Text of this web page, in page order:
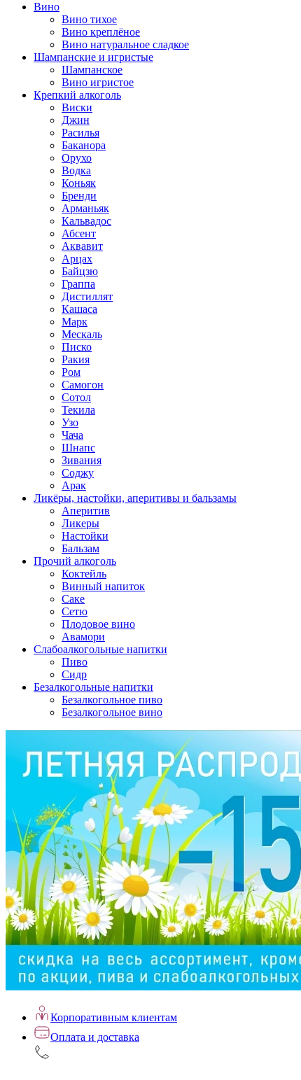
Вино
Вино тихое
Вино креплёное
Вино натуральное сладкое
Шампанские и игристые
Шампанское
Вино игристое
Крепкий алкоголь
Виски
Джин
Расилья
Баканора
Орухо
Водка
Коньяк
Бренди
Арманьяк
Кальвадос
Абсент
Аквавит
Арцах
Байцзю
Граппа
Дистиллят
Кашаса
Марк
Мескаль
Писко
Ракия
Ром
Самогон
Сотол
Текила
Узо
Чача
Шнапс
Зивания
Соджу
Арак
Ликёры, настойки, аперитивы и бальзамы
Аперитив
Ликеры
Настойки
Бальзам
Прочий алкоголь
Коктейль
Винный напиток
Саке
Сетю
Плодовое вино
Авамори
Слабоалкогольные напитки
Пиво
Сидр
Безалкогольные напитки
Безалкогольное пиво
Безалкогольное вино
Корпоративным клиентам
Оплата и доставка